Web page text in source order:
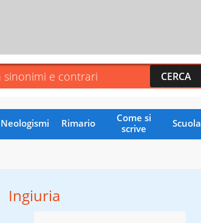
Neologismi Rimario
Come si
scrive
Scuola
Ingiuria